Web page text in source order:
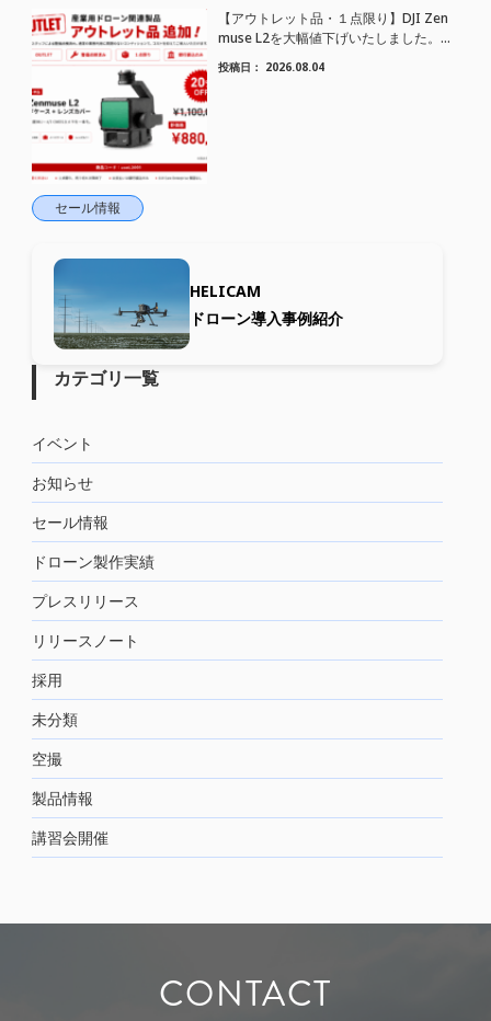
セール情報
【アウトレット品・１点限り】DJI Zen
muse L2を大幅値下げいたしました。｜
HELICAM STORE
投稿日： 2026.08.04
HELICAM
ドローン導入事例紹介
カテゴリ一覧
イベント
お知らせ
セール情報
ドローン製作実績
プレスリリース
リリースノート
採用
未分類
空撮
製品情報
講習会開催
CONTACT